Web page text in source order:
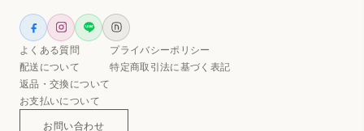
よくある質問
配送について
返品・交換について
お支払いについて
プライバシーポリシー
特定商取引法に基づく表記
お問い合わせ